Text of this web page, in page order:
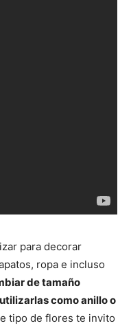
para decorar
ropa e incluso
de tamaño
como anillo o
tipo de flores te invito